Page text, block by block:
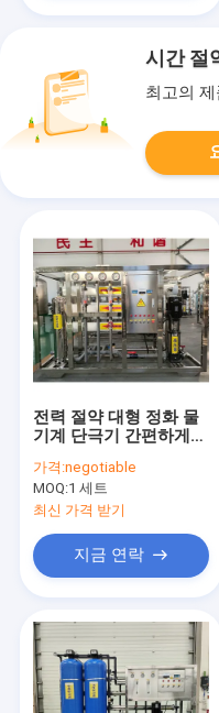
시간 절
최고의
전력 절약 대형 정화 물
기계 단극기 간편하게
스 물 필터링 시스템
가격:negotiable
MOQ:1 세트
최신 가격 받기
지금 연락